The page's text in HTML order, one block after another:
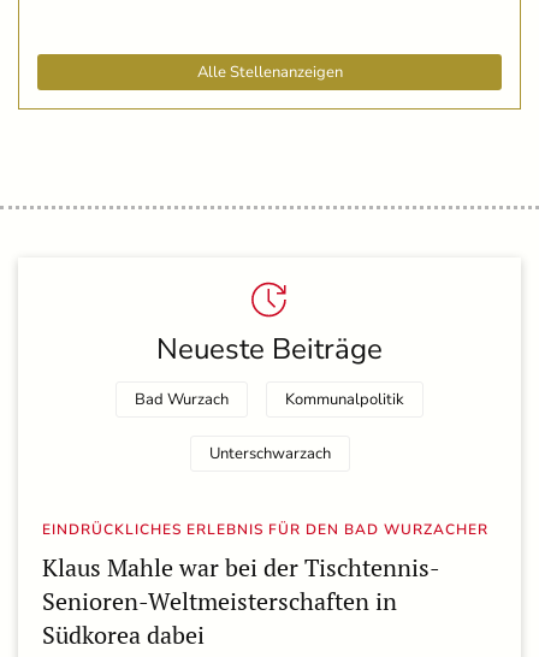
Alle Stellenanzeigen
Neueste Beiträge
Bad Wurzach Kommunalpolitik
Unterschwarzach
EINDRÜCKLICHES ERLEBNIS FÜR DEN BAD WURZACHER
Klaus Mahle war bei der Tischtennis-
Senioren-Weltmeisterschaften in
Südkorea dabei